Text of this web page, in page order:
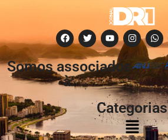
Somos associados
à:
Categorias